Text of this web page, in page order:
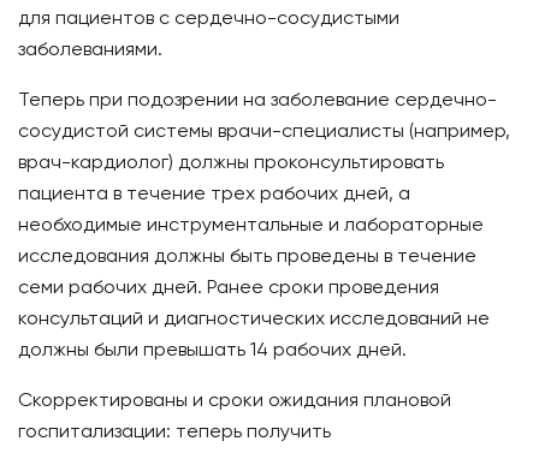
для пациентов с сердечно-сосудистыми
заболеваниями.
Теперь при подозрении на заболевание сердечно-
сосудистой системы врачи-специалисты (например,
врач-кардиолог) должны проконсультировать
пациента в течение трех рабочих дней, а
необходимые инструментальные и лабораторные
исследования должны быть проведены в течение
семи рабочих дней. Ранее сроки проведения
консультаций и диагностических исследований не
должны были превышать 14 рабочих дней.
Скорректированы и сроки ожидания плановой
госпитализации: теперь получить